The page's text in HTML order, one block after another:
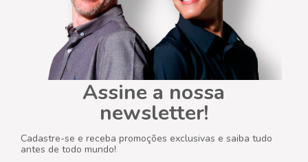
Assine a nossa
newsletter!
Cadastre-se e receba promoções exclusivas e saiba tudo
antes de todo mundo!